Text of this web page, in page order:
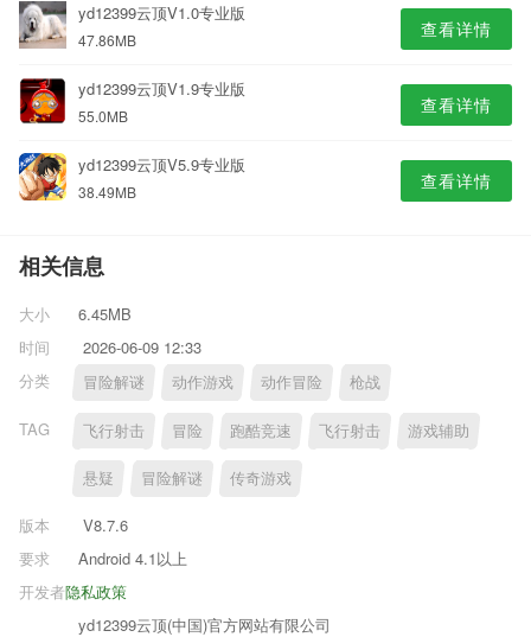
yd12399云顶V1.0专业版
47.86MB 查看详情
yd12399云顶V1.9专业版
55.0MB 查看详情
yd12399云顶V5.9专业版
38.49MB 查看详情
相关信息
大小
6.45MB
时间
2026-06-09 12:33
分类
冒险解谜 动作游戏 动作冒险 枪战
TAG 飞行射击 冒险 跑酷竞速 飞行射击 游戏辅助
悬疑 冒险解谜 传奇游戏
版本
V8.7.6
要求
Android 4.1以上
隐私政策
开发者
yd12399云顶(中国)官方网站有限公司